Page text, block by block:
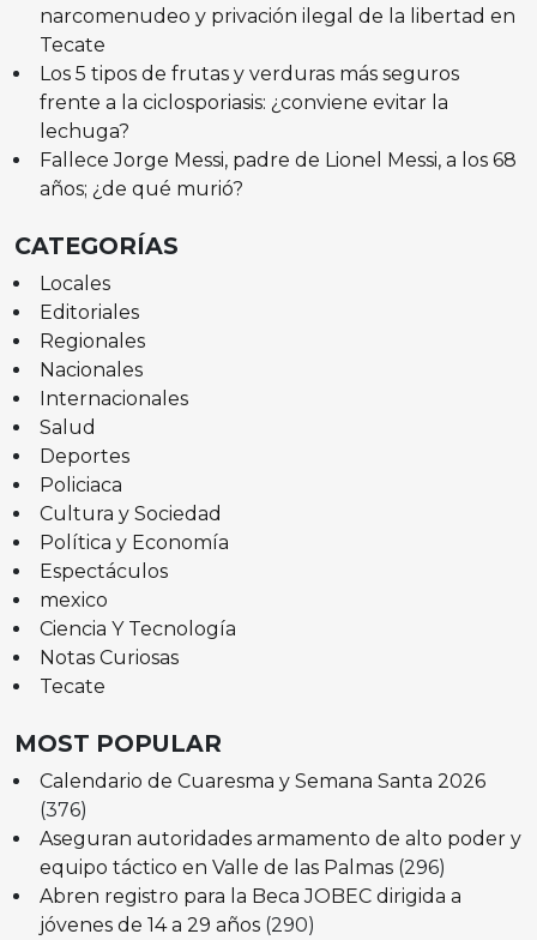
narcomenudeo y privación ilegal de la libertad en
Tecate
Los 5 tipos de frutas y verduras más seguros
frente a la ciclosporiasis: ¿conviene evitar la
lechuga?
Fallece Jorge Messi, padre de Lionel Messi, a los 68
años; ¿de qué murió?
CATEGORÍAS
Locales
Editoriales
Regionales
Nacionales
Internacionales
Salud
Deportes
Policiaca
Cultura y Sociedad
Política y Economía
Espectáculos
mexico
Ciencia Y Tecnología
Notas Curiosas
Tecate
MOST POPULAR
Calendario de Cuaresma y Semana Santa 2026
(376)
Aseguran autoridades armamento de alto poder y
equipo táctico en Valle de las Palmas (296)
Abren registro para la Beca JOBEC dirigida a
jóvenes de 14 a 29 años (290)